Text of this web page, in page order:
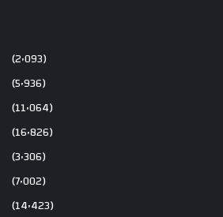
(2٬093)
(5٬936)
(11٬064)
(16٬826)
(3٬306)
(7٬002)
(14٬423)